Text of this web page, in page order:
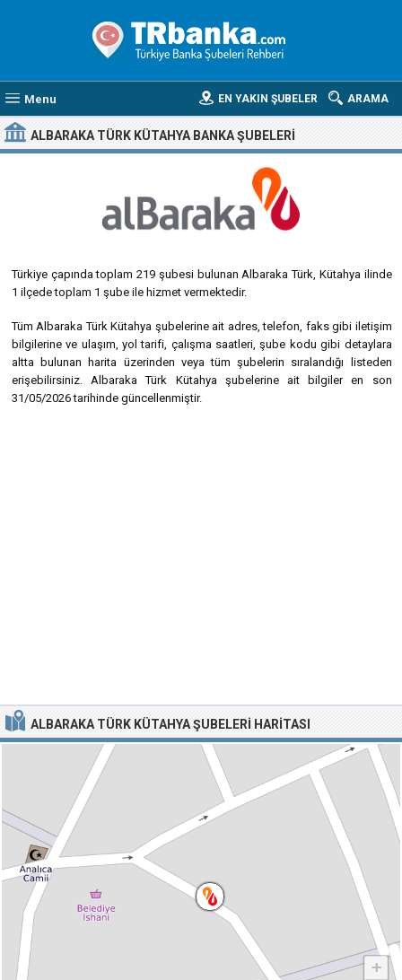
Menu ARAMA
EN YAKIN ŞUBELER
ALBARAKA TÜRK KÜTAHYA BANKA ŞUBELERI
Türkiye çapında toplam 219 şubesi bulunan Albaraka Türk, Kütahya ilinde
1 ilçede toplam 1 şube ile hizmet vermektedir.
Tüm Albaraka Türk Kütahya şubelerine ait adres, telefon, faks gibi iletişim
bilgilerine ve ulaşım, yol tarifi, çalışma saatleri, şube kodu gibi detaylara
altta bulunan harita üzerinden veya tüm şubelerin sıralandığı listeden
erişebilirsiniz. Albaraka Türk Kütahya şubelerine ait bilgiler en son
31/05/2026 tarihinde güncellenmiştir.
ALBARAKA TÜRK KÜTAHYA ŞUBELERI HARITASI
+